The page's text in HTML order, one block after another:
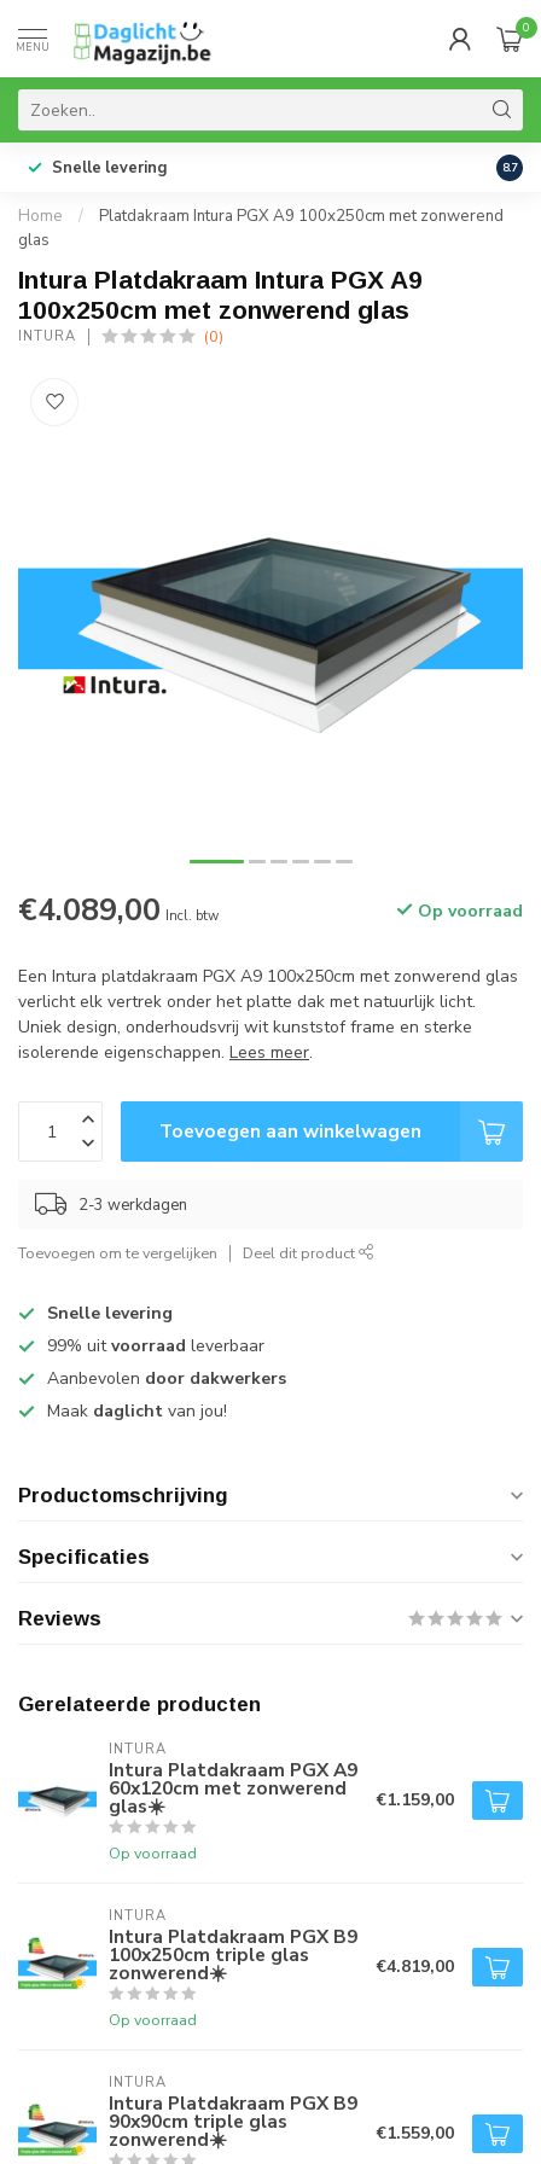
MENU
0
Snelle levering 99%
8.7
Home /
Platdakraam Intura PGX A9 100x250cm met zonwerend
glas
Intura Platdakraam Intura PGX A9
100x250cm met zonwerend glas
INTURA (0)
€4.089,00 Incl. btw Op voorraad
Een Intura platdakraam PGX A9 100x250cm met zonwerend glas
verlicht elk vertrek onder het platte dak met natuurlijk licht.
Uniek design, onderhoudsvrij wit kunststof frame en sterke
isolerende eigenschappen. Lees meer.
Toevoegen aan winkelwagen
2-3 werkdagen
Toevoegen om te vergelijken Deel dit product
Snelle levering
99% uitvoorraad leverbaar
Aanbevolen door dakwerkers
Maak daglicht van jou!
Productomschrijving
Specificaties
Reviews
Gerelateerde producten
INTURA
Intura Platdakraam PGX A9
60x120cm met zonwerend
glas☀️
Op voorraad
€1.159,00
INTURA
Intura Platdakraam PGX B9
100x250cm triple glas
zonwerend☀️
Op voorraad
€4.819,00
INTURA
Intura Platdakraam PGX B9
90x90cm triple glas
zonwerend☀️ €1.559,00